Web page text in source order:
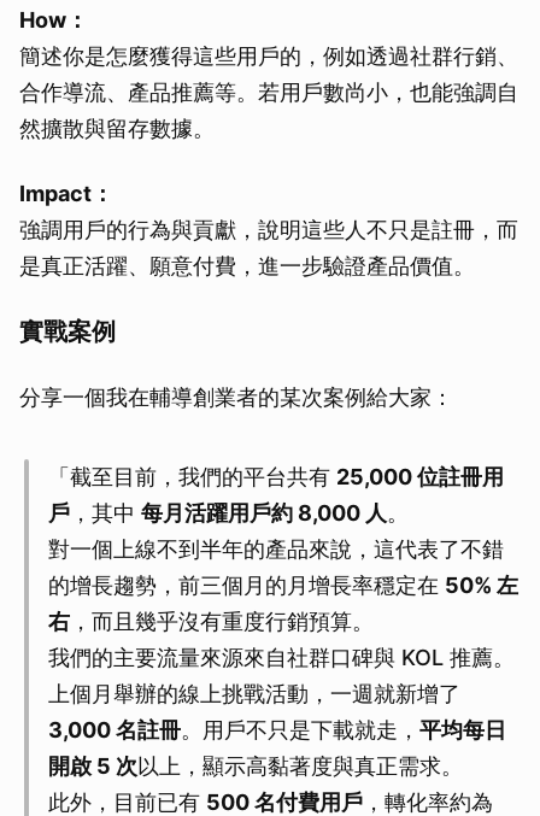
How：
簡述你是怎麼獲得這些用戶的，例如透過社群行銷、
合作導流、產品推薦等。若用戶數尚小，也能強調自
然擴散與留存數據。
Impact：
強調用戶的行為與貢獻，說明這些人不只是註冊，而
是真正活躍、願意付費，進一步驗證產品價值。
實戰案例
分享一個我在輔導創業者的某次案例給大家：
「截至目前，我們的平台共有 25,000 位註冊用
戶 ，其中 每月活躍用戶約 8,000 人。
對一個上線不到半年的產品來說，這代表了不錯
的增長趨勢，前三個月的月增長率穩定在 50% 左
右 ，而且幾乎沒有重度行銷預算。
我們的主要流量來源來自社群口碑與 KOL 推薦。
上個月舉辦的線上挑戰活動，一週就新增了
3,000 名註冊。用戶不只是下載就走， 平均每日
開啟 5 次以上，顯示高黏著度與真正需求。
此外，目前已有 500 名付費用戶 ，轉化率約為